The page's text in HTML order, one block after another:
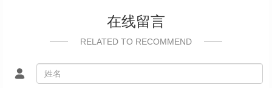
在线留言
RELATED TO RECOMMEND